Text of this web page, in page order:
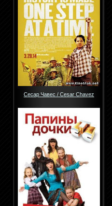
Сесар Чавес / Cesar Chavez